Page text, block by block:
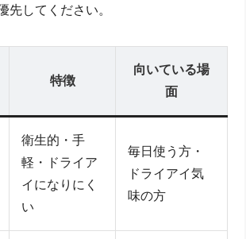
先してください。
特徴
向いている場
面
衛生的・手
軽・ドライア
イになりにく
い
毎日使う方・
ドライアイ気
味の方